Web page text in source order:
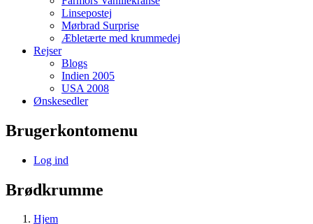
Linsepostej
Mørbrad Surprise
Æbletærte med krummedej
Rejser
Blogs
Indien 2005
USA 2008
Ønskesedler
Brugerkontomenu
Log ind
Brødkrumme
Hjem